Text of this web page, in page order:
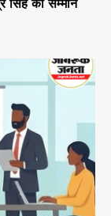
सिंह का सम्मान